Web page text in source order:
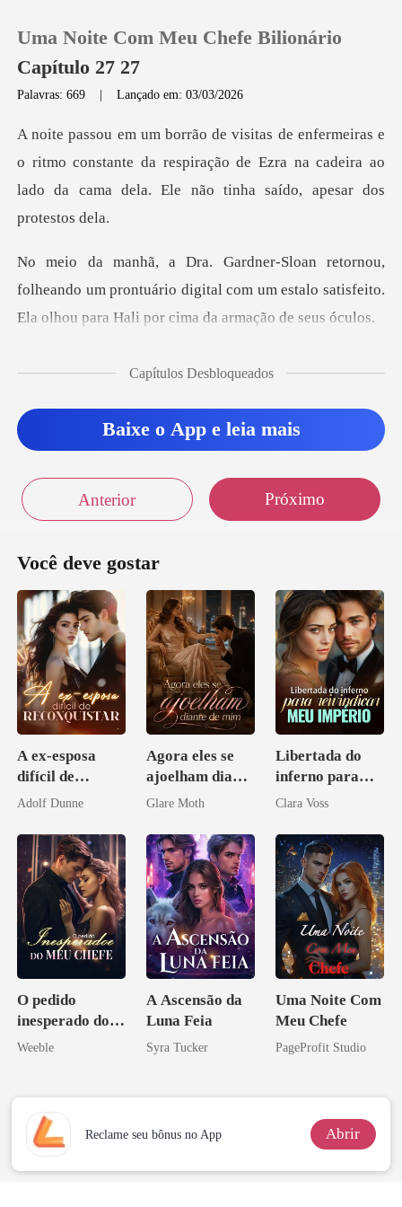
0
Loja
Sair
Uma Noite Com Meu Chefe Bilionário
Capítulo 27 27
Palavras: 669 |Lançado em: 03/03/2026
ritmo constante da respiração de Ezra na cadeira ao
lado d
ando um prontuário digital com um estalo satisfeito.
E
Capítulos Desbloqueados
Baixe o App e leia mais
Anterior Próximo
Você deve gostar
A ex-esposa
difícil de
reconquistar
Adolf Dunne
Agora eles se
ajoelham diante
de mim
Glare Moth
Libertada do
inferno para
reivindicar meu
Clara Voss
O pedido
inesperado do
meu chefe
Weeble
A Ascensão da
Luna Feia
Syra Tucker
Uma Noite Com
Meu Chefe
PageProfit Studio
Reclame seu bônus no App Abrir